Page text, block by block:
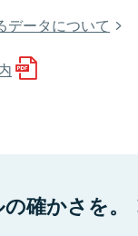
データについて
確かさを。